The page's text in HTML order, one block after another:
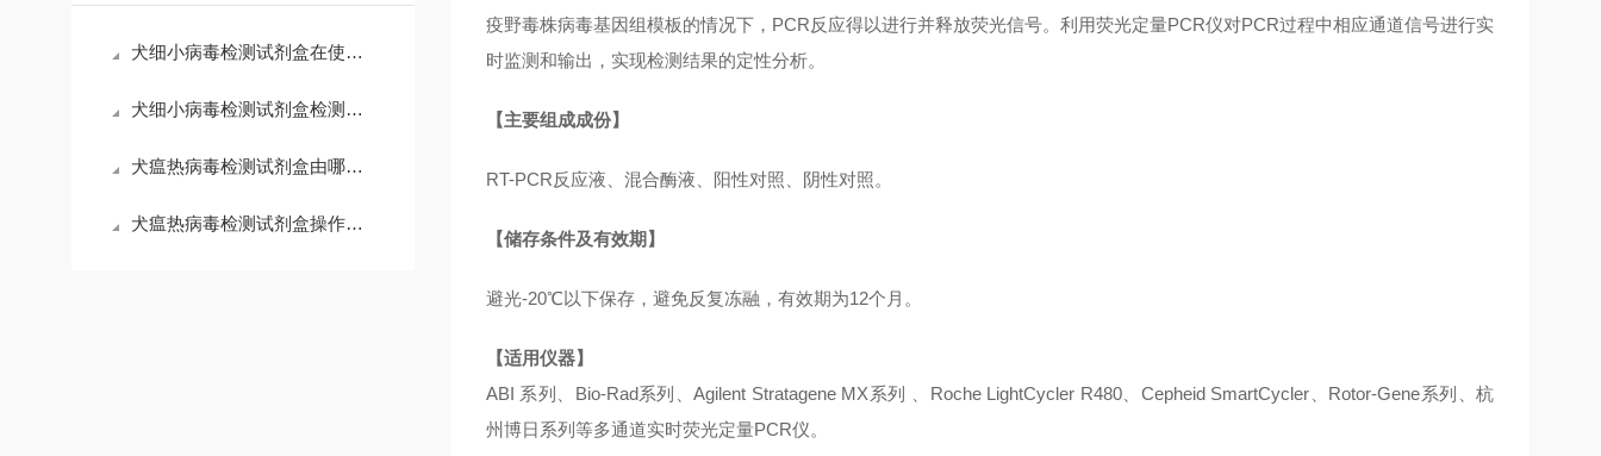
犬细小病毒检测试剂盒在使用中可能会遇到一些常见问题
犬细小病毒检测试剂盒检测结果的判读
犬瘟热病毒检测试剂盒由哪些部分组成？
犬瘟热病毒检测试剂盒操作注意事项
疫野毒株病毒基因组模板的情况下， PCR反应得以进行并释放荧光信号。利用荧光定量PCR仪对PCR过程中相应通道信号进行实
时监测和输出，实现检测结果的定性分析。
【主要组成成份】
RT-PCR反应液、混合酶液、阳性对照、阴性对照。
【储存条件及有效期】
避光-20℃以下保存，避免反复冻融，有效期为12个月。
【适用仪器】
ABI 系列、Bio-Rad系列、Agilent Stratagene MX系列 、Roche LightCycler R480、Cepheid SmartCycler、Rotor-Gene系列、杭
州博日系列等多通道实时荧光定量PCR仪。